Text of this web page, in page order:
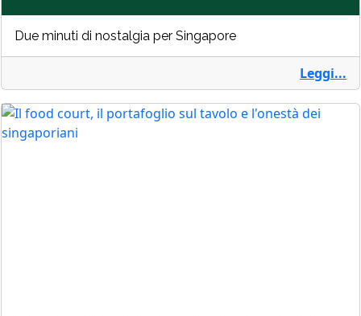
Due minuti di nostalgia per Singapore
Leggi...